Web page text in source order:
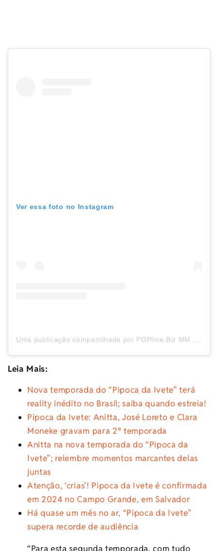
Ver essa foto no Instagram
Leia Mais:
Nova temporada do “Pipoca da Ivete” terá
reality inédito no Brasil; saiba quando estreia!
Pipoca da Ivete: Anitta, José Loreto e Clara
Moneke gravam para 2ª temporada
Anitta na nova temporada do “Pipoca da
Ivete”; relembre momentos marcantes delas
juntas
Atenção, ‘crias’! Pipoca da Ivete é confirmada
em 2024 no Campo Grande, em Salvador
Há quase um mês no ar, “Pipoca da Ivete”
supera recorde de audiência
“Para esta segunda temporada, com tudo